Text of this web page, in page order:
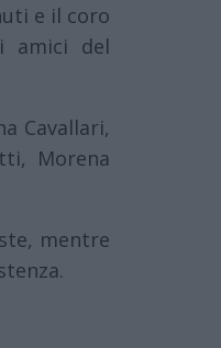
e il coro
amici del
Cavallari,
Morena
mentre